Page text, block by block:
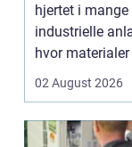
hjertet i mange
industrielle
hvor
02 August 2026